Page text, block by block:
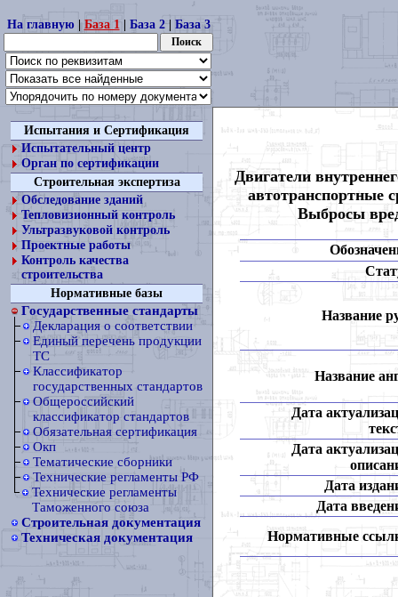
На главную| База 1| База 2| База 3
Испытания и Сертификация
Испытательный центр
Орган по сертификации
Строительная экспертиза
Обследование зданий
Тепловизионный контроль
Ультразвуковой контроль
Проектные работы
Контроль качества
строительства
Нормативные базы
Государственные стандарты
Декларация о соответствии
Единый перечень продукции
ТС
Классификатор
государственных стандартов
Общероссийский
классификатор стандартов
Обязательная сертификация
Окп
Тематические сборники
Технические регламенты РФ
Технические регламенты
Таможенного союза
Строительная документация
Техническая документация
Двигатели
автотранспортные
Выбросы
Название
Название
Дата
Дата
Дата
Дата
Нормативные